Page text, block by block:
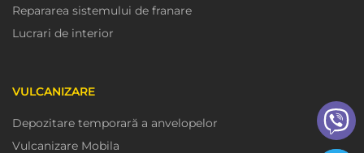
Repararea sistemului de franare
Lucrari de interior
VULCANIZARE
Depozitare temporară a anvelopelor
Vulcanizare Mobila